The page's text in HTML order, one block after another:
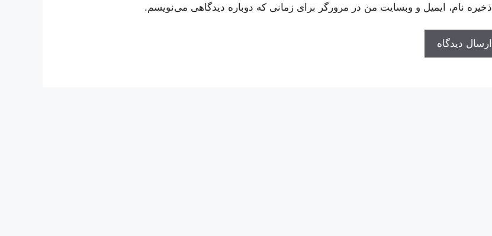
ذخیره نام، ایمیل و وبسایت من در مرورگر برای زمانی که دوباره دیدگاهی می‌نویسم.